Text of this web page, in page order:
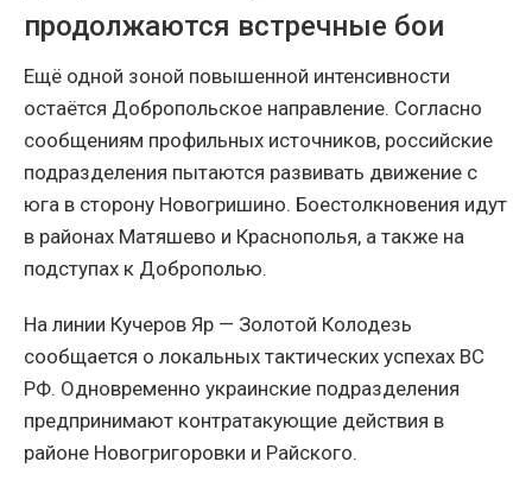
продолжаются встречные бои
Ещё одной зоной повышенной интенсивности
остаётся Добропольское направление. Согласно
сообщениям профильных источников, российские
подразделения пытаются развивать движение с
юга в сторону Новогришино. Боестолкновения идут
в районах Матяшево и Краснополья, а также на
подступах к Доброполью.
На линии Кучеров Яр — Золотой Колодезь
сообщается о локальных тактических успехах ВС
РФ. Одновременно украинские подразделения
предпринимают контратакующие действия в
районе Новогригоровки и Райского.